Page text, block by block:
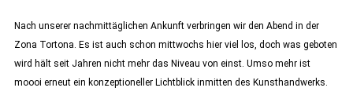
Nach unserer nachmittäglichen Ankunft verbringen wir den Abend in der
Zona Tortona. Es ist auch schon mittwochs hier viel los, doch was geboten
wird hält seit Jahren nicht mehr das Niveau von einst. Umso mehr ist
moooi erneut ein konzeptioneller Lichtblick inmitten des Kunsthandwerks.